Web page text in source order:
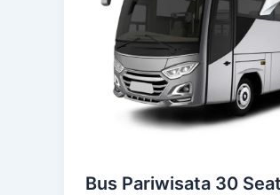
Bus Pariwisata 30